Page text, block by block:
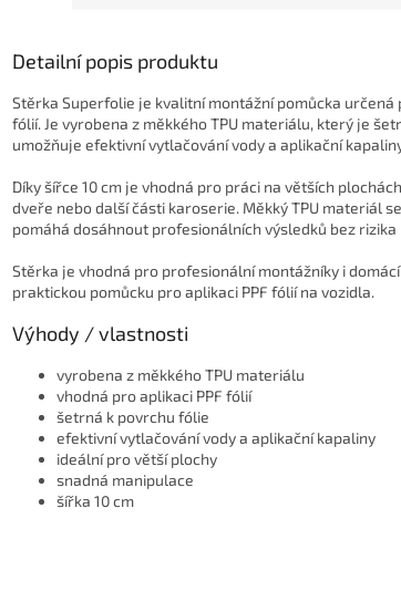
Detailní popis produktu
Stěrka Superfolie je kvalitní montážní pomůcka určená
fólií. Je vyrobena z měkkého TPU materiálu, který je
umožňuje efektivní vytlačování vody a aplikační
Díky šířce 10 cm je vhodná pro práci na větších
dveře nebo další části karoserie. Měkký TPU materiál
pomáhá dosáhnout profesionálních výsledků bez rizika
Stěrka je vhodná pro profesionální montážníky i
praktickou pomůcku pro aplikaci PPF fólií na vozidla.
Výhody / vlastnosti
vyrobena z měkkého TPU materiálu
vhodná pro aplikaci PPF fólií
šetrná k povrchu fólie
efektivní vytlačování vody a aplikační kapaliny
ideální pro větší plochy
snadná manipulace
šířka 10 cm